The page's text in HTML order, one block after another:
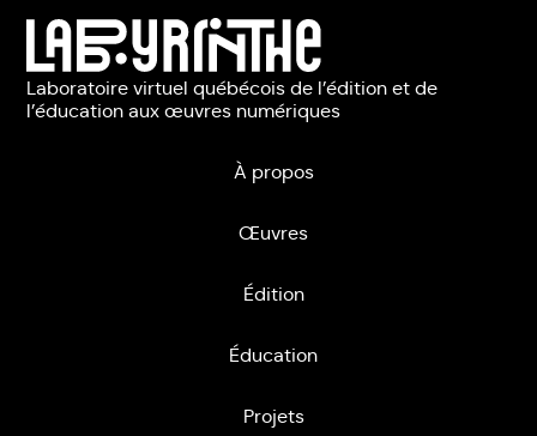
Laboratoire virtuel québécois de l’édition et de
l’éducation aux œuvres numériques
À propos
Œuvres
Édition
Éducation
Projets